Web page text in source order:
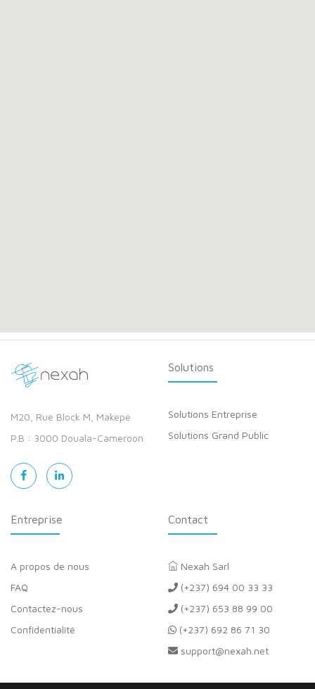
M20, Rue Block M, Makepe
P.B : 3000 Douala-Cameroon
Solutions
Solutions Entreprise
Solutions Grand Public
Entreprise
A propos de nous
FAQ
Contactez-nous
Confidentialité
Contact
Nexah Sarl
(+237) 694 00 33 33
(+237) 653 88 99 00
(+237) 692 86 71 30
support@nexah.net